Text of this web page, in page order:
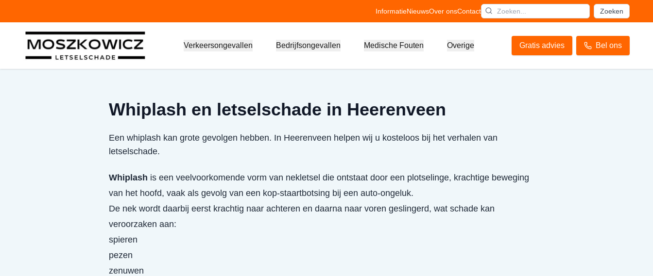
InformatieNieuwsOver onsContact Zoeken
Verkeersongevallen Bedrijfsongevallen Medische Fouten Overige Gratis advies Bel ons
Whiplash en letselschade in Heerenveen
Een whiplash kan grote gevolgen hebben. In Heerenveen helpen wij u kosteloos bij het verhalen van
letselschade.
Whiplash is een veelvoorkomende vorm van nekletsel die ontstaat door een plotselinge, krachtige beweging
van het hoofd, vaak als gevolg van een kop-staartbotsing bij een auto-ongeluk.
De nek wordt daarbij eerst krachtig naar achteren en daarna naar voren geslingerd, wat schade kan
veroorzaken aan:
spieren
pezen
zenuwen